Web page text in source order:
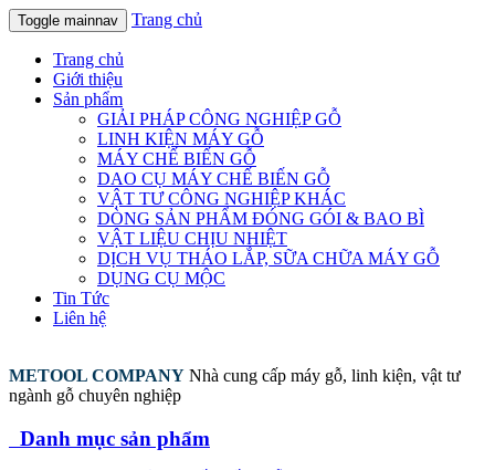
Toggle mainnav Trang chủ
Trang chủ
Giới thiệu
Sản phẩm
GIẢI PHÁP CÔNG NGHIỆP GỖ
LINH KIỆN MÁY GỖ
MÁY CHẾ BIẾN GỖ
DAO CỤ MÁY CHẾ BIẾN GỖ
VẬT TƯ CÔNG NGHIỆP KHÁC
DÒNG SẢN PHẨM ĐÓNG GÓI & BAO BÌ
VẬT LIỆU CHỊU NHIỆT
DỊCH VỤ THÁO LẮP, SỮA CHỮA MÁY GỖ
DỤNG CỤ MỘC
Tin Tức
Liên hệ
METOOL COMPANY Nhà cung cấp máy gỗ, linh kiện, vật tư
ngành gỗ chuyên nghiệp
Danh mục sản phẩm